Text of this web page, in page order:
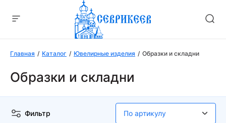
Главная Каталог Ювелирные изделия Образки и складни
Образки и складни
Фильтр